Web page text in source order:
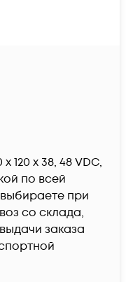
120 х 38, 48 VDC,
по всей
при
со склада,
заказа